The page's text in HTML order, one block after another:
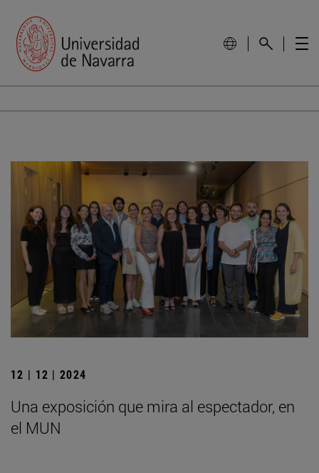
12 | 12 | 2024
Una exposición que mira al espectador, en
el MUN